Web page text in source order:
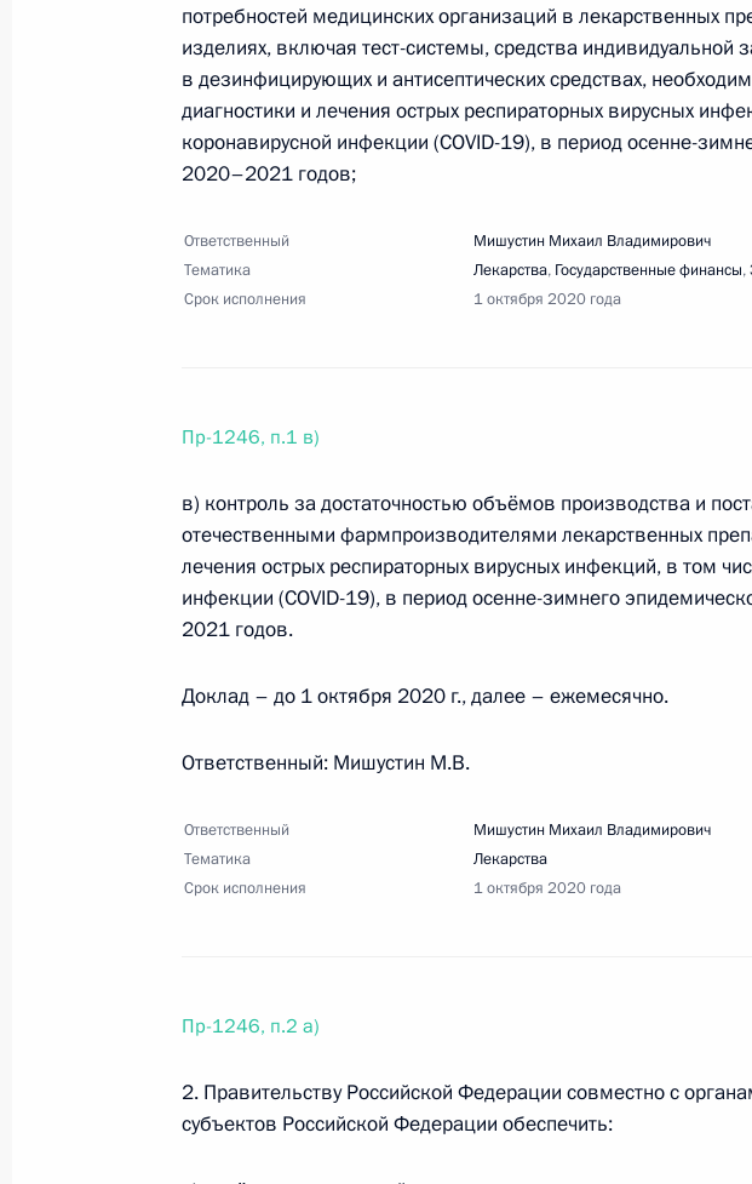
6 августа 2020 года, 20:00 7 поручений
Перечень поручений по итогам совещания о готовности
к осенне-зимнему эпидемическому сезону
2 августа 2020 года, воскресенье
2 августа 2020 года, 15:00
30 июля 2020 года, четверг
Перечень поручений по итогам встречи с членами
предложений о внесении поправок в Конституцию
Перечень поручений по итогам встречи с участниками
23 июля 2020 года, 12:45 8 поручений
экономики, столкнувшимися с последствиями
коронавирусной инфекции
потребностей медицинских организаций в лекарственных
изделиях, включая тест-системы, средства индивидуальной
в дезинфицирующих и антисептических средствах,
диагностики и лечения острых респираторных вирусных
коронавирусной инфекции (COVID-19), в период осенне-
2020–2021 годов;
Ответственный
Мишустин Михаил Владимирович
Тематика
Лекарства, Государственные финансы,
Срок исполнения
1 октября 2020 года
Пр-1246, п.1 в)
в) контроль за достаточностью объёмов производства и
отечественными фармпроизводителями лекарственных
лечения острых респираторных вирусных инфекций, в том
инфекции (COVID-19), в период осенне-зимнего
2021 годов.
Доклад – до 1 октября 2020 г., далее – ежемесячно.
Ответственный: Мишустин М.В.
Ответственный
Мишустин Михаил Владимирович
Тематика
Лекарства
Срок исполнения
1 октября 2020 года
Пр-1246, п.2 а)
2. Правительству Российской Федерации совместно с
субъектов Российской Федерации обеспечить: